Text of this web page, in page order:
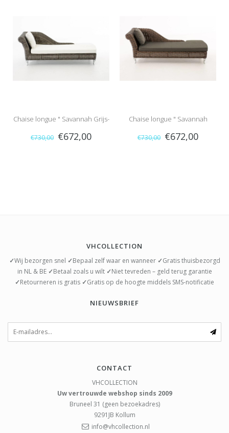
Chaise longue " Savannah Grijs-
Crème "
€730,00 €672,00
Chaise longue " Savannah
Bruin-Antraciet "
€730,00 €672,00
VHCOLLECTION
✓Wij bezorgen snel ✓Bepaal zelf waar en wanneer ✓Gratis thuisbezorgd
in NL & BE ✓Betaal zoals u wilt ✓Niet tevreden – geld terug garantie
✓Retourneren is gratis ✓Gratis op de hoogte middels SMS-notificatie
NIEUWSBRIEF
CONTACT
VHCOLLECTION
Uw vertrouwde webshop sinds 2009
Bruneel 31 (geen bezoekadres)
9291JB Kollum
info@vhcollection.nl